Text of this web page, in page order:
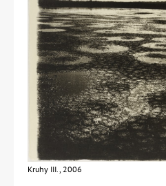
Kruhy III., 2006